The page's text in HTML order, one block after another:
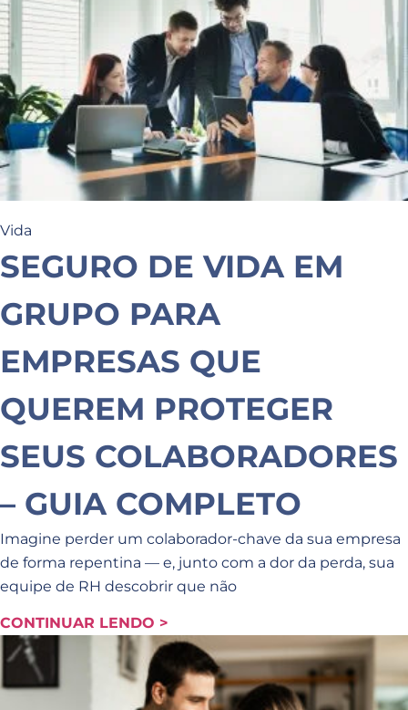
Vida
SEGURO DE VIDA EM
GRUPO PARA
EMPRESAS QUE
QUEREM PROTEGER
SEUS COLABORADORES
– GUIA COMPLETO
Imagine perder um colaborador-chave da sua empresa
de forma repentina — e, junto com a dor da perda, sua
equipe de RH descobrir que não
CONTINUAR LENDO >